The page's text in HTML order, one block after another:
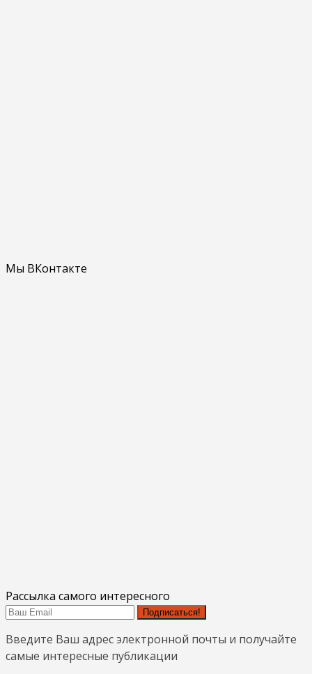
Мы ВКонтакте
Рассылка самого интересного
Подписаться!
Введите Ваш адрес электронной почты и получайте
самые интересные публикации